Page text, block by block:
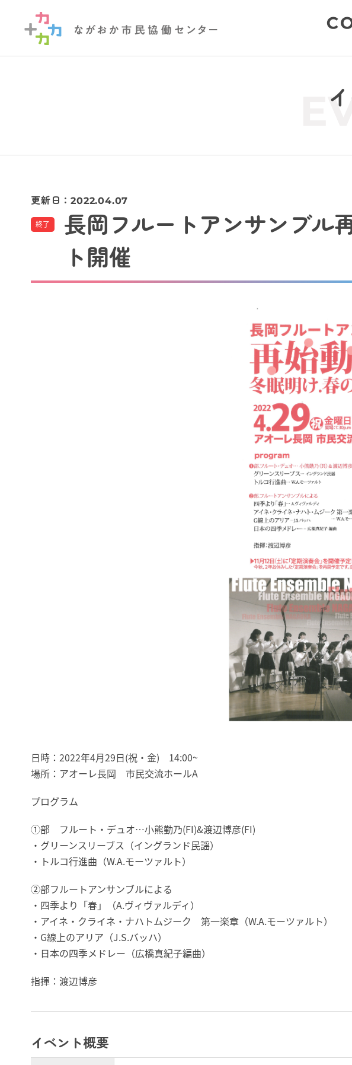
更新日：2022.04.07
終了
長岡フルートアンサンブル
ト開催
日時：2022年4月29日(祝・金) 14:00~
場所：アオーレ長岡 市民交流ホールA
プログラム
①部 フルート・デュオ…小熊勤乃(FI)&渡辺博彦(FI)
・グリーンスリーブス（イングランド民謡）
・トルコ行進曲（W.A.モーツァルト）
②部フルートアンサンブルによる
・四季より「春」（A.ヴィヴァルディ）
・アイネ・クライネ・ナハトムジーク 第一楽章（W.A.モーツァルト）
・G線上のアリア（J.S.バッハ）
・日本の四季メドレー（広橋真紀子編曲）
指揮：渡辺博彦
イベント概要